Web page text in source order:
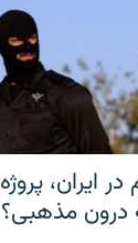
ایران، پروژه
درون مذهبی؟